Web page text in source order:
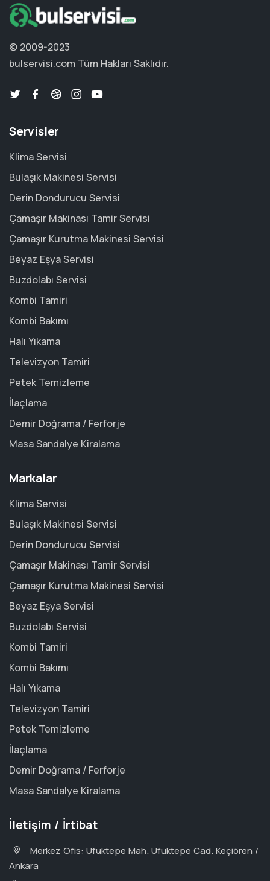
© 2009-2023
bulservisi.com Tüm Hakları Saklıdır.
Servisler
Klima Servisi
Bulaşık Makinesi Servisi
Derin Dondurucu Servisi
Çamaşır Makinası Tamir Servisi
Çamaşır Kurutma Makinesi Servisi
Beyaz Eşya Servisi
Buzdolabı Servisi
Kombi Tamiri
Kombi Bakımı
Halı Yıkama
Televizyon Tamiri
Petek Temizleme
İlaçlama
Demir Doğrama / Ferforje
Masa Sandalye Kiralama
Markalar
Klima Servisi
Bulaşık Makinesi Servisi
Derin Dondurucu Servisi
Çamaşır Makinası Tamir Servisi
Çamaşır Kurutma Makinesi Servisi
Beyaz Eşya Servisi
Buzdolabı Servisi
Kombi Tamiri
Kombi Bakımı
Halı Yıkama
Televizyon Tamiri
Petek Temizleme
İlaçlama
Demir Doğrama / Ferforje
Masa Sandalye Kiralama
İletişim / İrtibat
Merkez Ofis: Ufuktepe Mah. Ufuktepe Cad. Keçiören /
Ankara